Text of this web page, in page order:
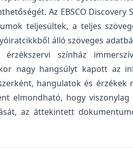
Az EBSCO
teljesültek, a teljes
álló szöveges
színház
nagy hangsúlyt kapott az
hangulatok és
elmondható, hogy
az áttekintett